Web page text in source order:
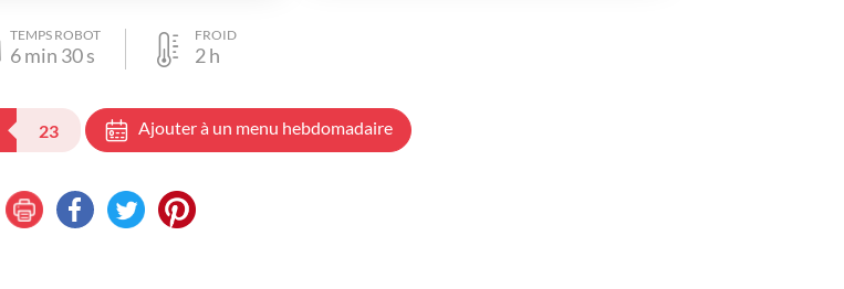
TEMPS ROBOT
6min 30s
FROID
2h
23 Ajouter à un menu hebdomadaire